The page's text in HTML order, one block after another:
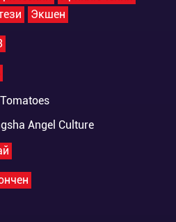
Экшен
Angel Culture